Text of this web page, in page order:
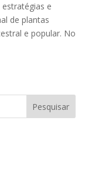
e
de plantas
e popular. No